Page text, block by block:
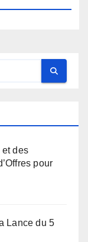
et des
pour
Lance du 5